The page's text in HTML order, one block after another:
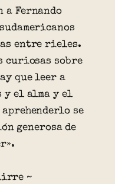
a Fernando
entre rieles.
curiosas sobre
que leer a
y el alma y el
se
generosa de
~